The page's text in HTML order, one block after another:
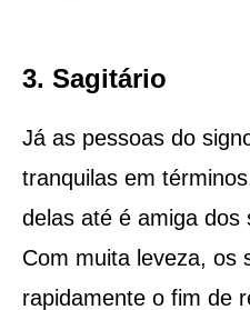
3. Sagitário
Já as pessoas do
tranquilas em
delas até é amiga dos
Com muita leveza, os
rapidamente o fim de